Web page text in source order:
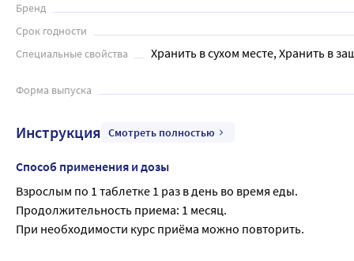
Бренд
Срок годности
Специальные свойства
Хранить в сухом месте, Хранить в
Форма выпуска
Инструкция Смотреть полностью
Способ применения и дозы
Взрослым по 1 таблетке 1 раз в день во время еды.
Продолжительность приема: 1 месяц.
При необходимости курс приёма можно повторить.